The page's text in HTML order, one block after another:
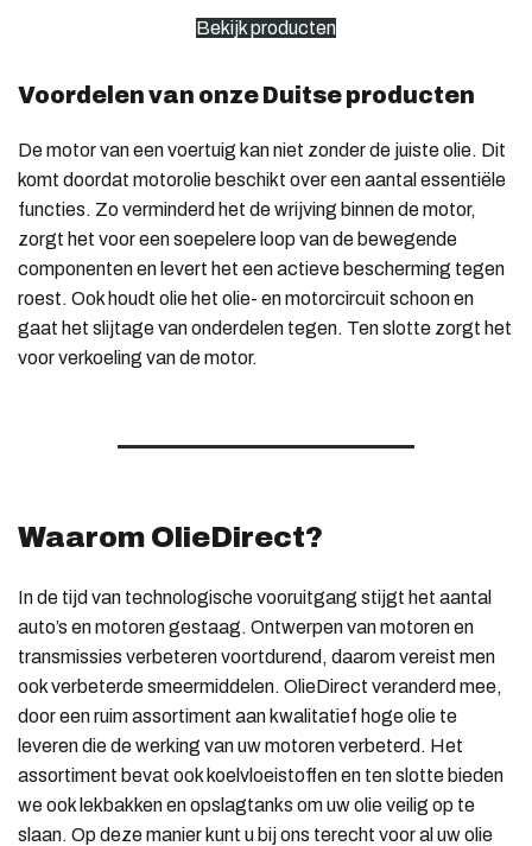
Bekijk producten
Voordelen van onze Duitse producten
De motor van een voertuig kan niet zonder de juiste olie. Dit
komt doordat motorolie beschikt over een aantal essentiële
functies. Zo verminderd het de wrijving binnen de motor,
zorgt het voor een soepelere loop van de bewegende
componenten en levert het een actieve bescherming tegen
roest. Ook houdt olie het olie- en motorcircuit schoon en
gaat het slijtage van onderdelen tegen. Ten slotte zorgt het
voor verkoeling van de motor.
Waarom OlieDirect?
In de tijd van technologische vooruitgang stijgt het aantal
auto’s en motoren gestaag. Ontwerpen van motoren en
transmissies verbeteren voortdurend, daarom vereist men
ook verbeterde smeermiddelen. OlieDirect veranderd mee,
door een ruim assortiment aan kwalitatief hoge olie te
leveren die de werking van uw motoren verbeterd. Het
assortiment bevat ook koelvloeistoffen en ten slotte bieden
we ook lekbakken en opslagtanks om uw olie veilig op te
slaan. Op deze manier kunt u bij ons terecht voor al uw olie